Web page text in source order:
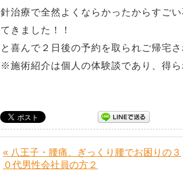
針治療で全然よくならかったからすご
てきました！！
と喜んで２日後の予約を取られご帰宅さ
※施術紹介は個人の体験談であり、得
« 八王子・腰痛、ぎっくり腰でお困りの３
０代男性会社員の方２